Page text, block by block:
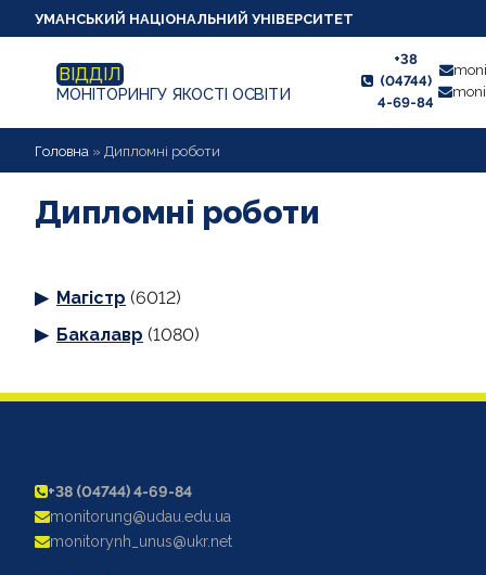
УМАНСЬКИЙ НАЦІОНАЛЬНИЙ УНІВЕРСИТЕТ
ВІДДІЛ
МОНІТОРИНГУ ЯКОСТІ ОСВІТИ
+38
(04744)
4-69-84
НОВИНИ
ПРО ВІДДІЛ
ВИКЛАДАЧУ
АНКЕТУВАННЯ
ДИПЛОМНІ РОБОТИ
АКРЕДИТАЦІЙНІ ЕКСПЕРТИЗИ
АКАДЕМІЧНА ДОБРОЧЕСНІСТЬ
Головна » Дипломні роботи
Дипломні роботи
Магістр (6012)
Бакалавр (1080)
+38 (04744) 4-69-84
monitorung@udau.edu.ua
monitorynh_unus@ukr.net